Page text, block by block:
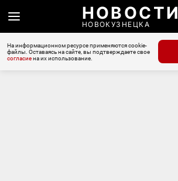
НОВОСТИ
НОВОКУЗНЕЦКА
На информационном ресурсе применяются cookie-
файлы. Оставаясь на сайте, вы подтверждаете свое
согласиена их использование.